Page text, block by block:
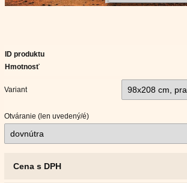
ID produktu
Hmotnosť
Variant
Otváranie (len uvedený/é)
Cena s DPH